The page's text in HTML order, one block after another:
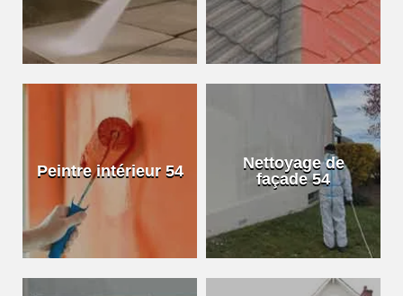
Peintre intérieur 54
Nettoyage de
façade 54